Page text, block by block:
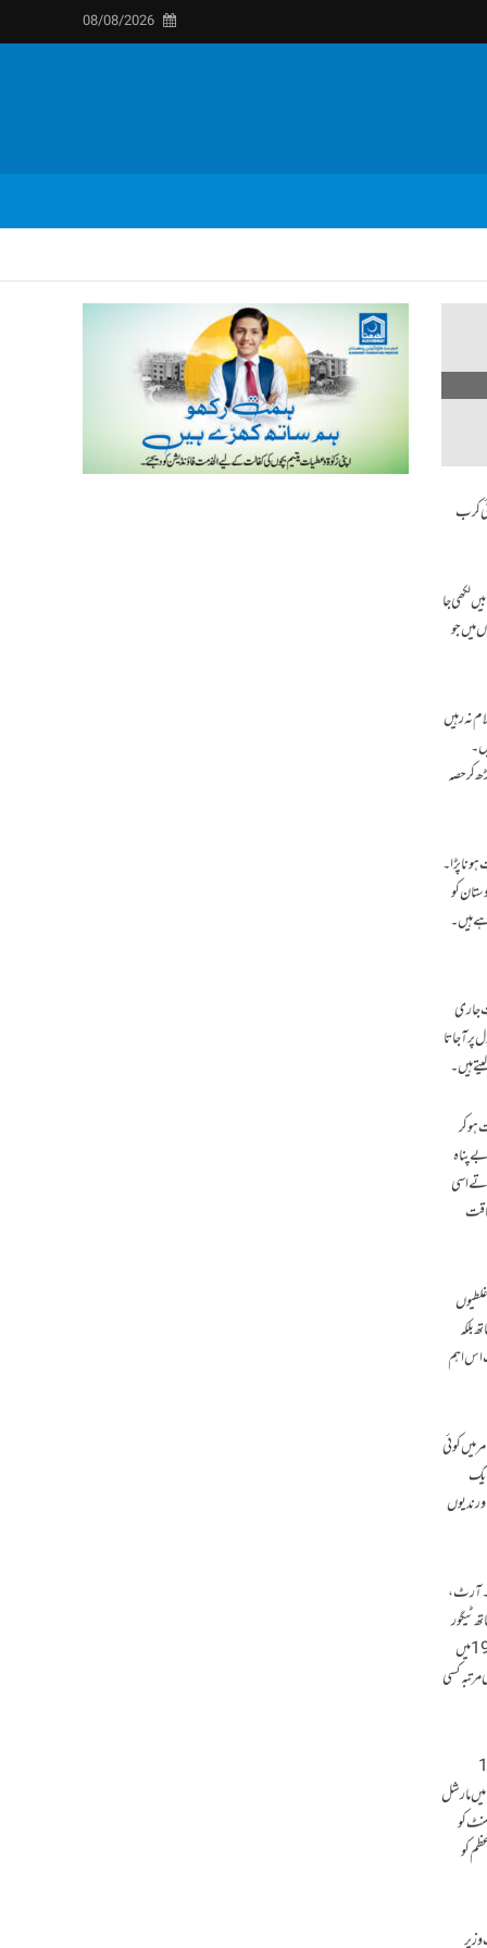
08/08/2026
کرب
لکھی جا
میں جو
نہ رہیں
کر حصہ
پڑا۔
میں سے کئی معاملات اور تنازعات آج تک حل طلب ہیں۔ 1947 میں ہندوستان کو
میں اپنی آزادی کی 75 ویں سالگرہ منا رہے ہیں۔
جاری
آ جاتا
ہیں۔
ہوکر
یقینا اپنی بے پناہ
اسی
طاقت
نے اپنی غلطیوں
بلکہ
اس اہم
کوئی
ندیوں
آرٹ،
ناتھ ٹیگور
اور نذرل السلام جیسے شاعر پیدا ہوئے۔ بنگال کی سیاسی اور علمی دانش کی دنیا معترف تھی۔ یہ کہاوت عام تھی کہ بنگال جو آج سوچتا ہے ہندوستان وہ سو سال بعد سوچتا ہے۔ 1947 میں
ہوگا کہ تاریخ میں پہلی مرتبہ کسی
پہلا دور 1947
سے 1958کا تھا۔ سیاسی عدم استحکام پیدا کیا گیا، اسی دوران سات وزرائے اعظم تبدیل ہوئے۔ 1956 کا آئین بنا لیکن اس کے تحت انتخابات کرانے کے بجائے 1958 میں مارشل
اعلیٰ پارلیمنٹ کو
وزیر اعظم کو
کوئی منتخب وزیر